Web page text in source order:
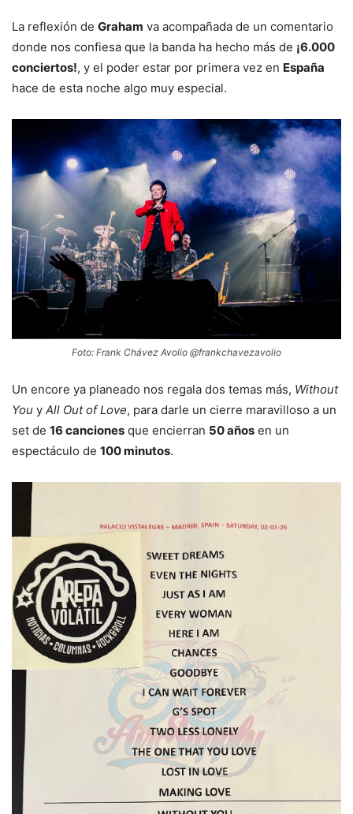
La reflexión de Graham va acompañada de un comentario
donde nos confiesa que la banda ha hecho más de ¡6.000
conciertos!, y el poder estar por primera vez en España
hace de esta noche algo muy especial.
Foto: Frank Chávez Avolio @frankchavezavolio
Un encore ya planeado nos regala dos temas más, Without
You y All Out of Love, para darle un cierre maravilloso a un
set de 16 canciones que encierran 50 años en un
espectáculo de 100 minutos.